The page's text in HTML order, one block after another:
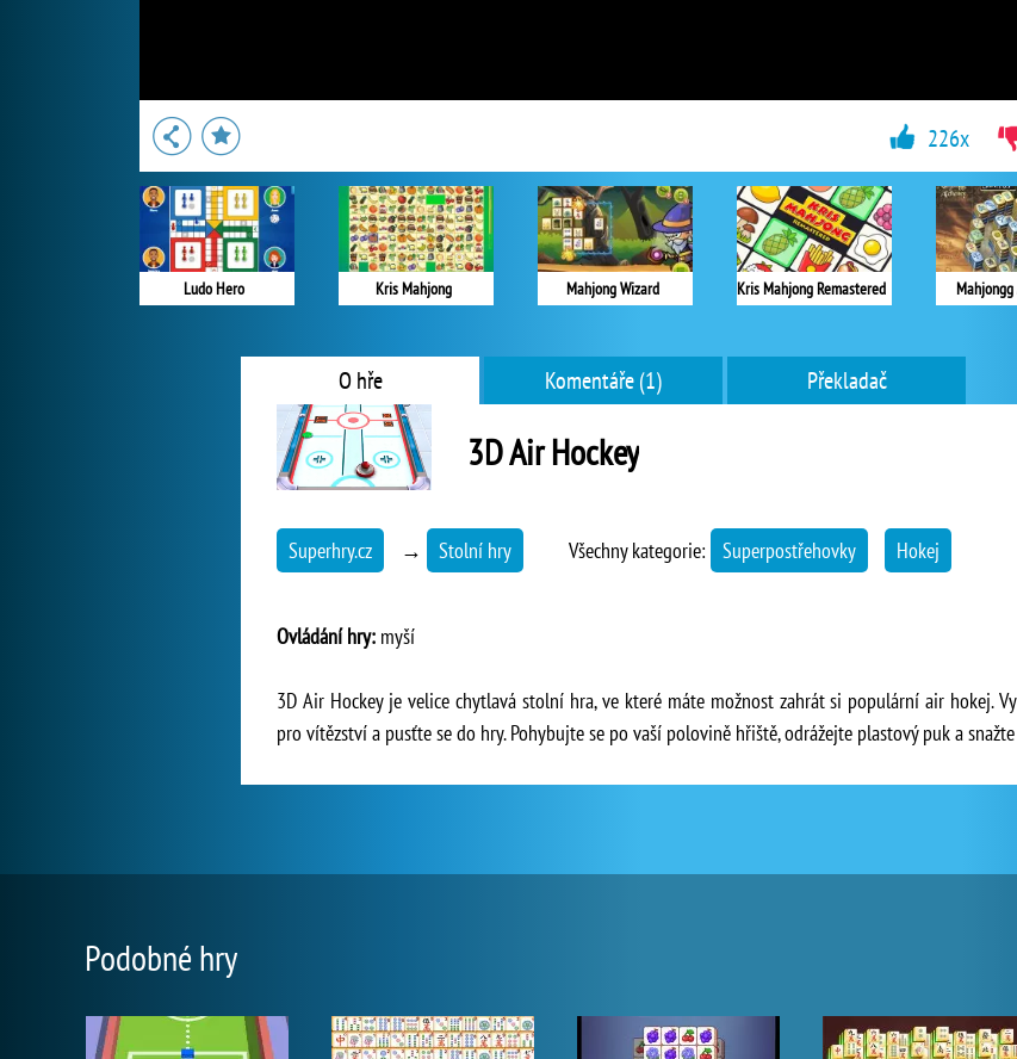
Ludo Hero Kris Mahjong Mahjong Wizard Kris Mahjong Remastered Mahjongg
226x
O hře Komentáře (1) Překladač
3D Air Hockey
Superhry.cz → Stolní hry Všechny kategorie: Superpostřehovky Hokej
Ovládání hry: myší
3D Air Hockey je velice chytlavá stolní hra, ve které máte možnost zahrát si populární air hokej.
pro vítězství a pusťte se do hry. Pohybujte se po vaší polovině hřiště, odrážejte plastový puk a
Podobné hry